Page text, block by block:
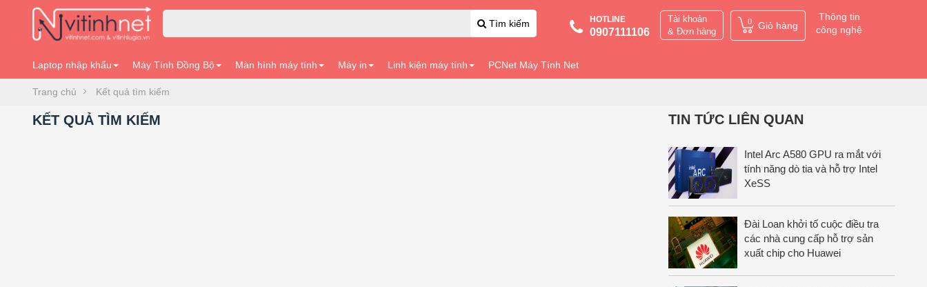
Tìm kiếm HOTLINE
0907111106
Tài khoản
& Đơn hàng
0 Giỏ hàng
Thông tin
công nghệ
Laptop nhập khẩu Máy Tính Đồng Bộ Màn hình máy tính Máy in Linh kiện máy tính PCNet Máy Tính Net
Trang chủ Kết quả tìm kiếm
KẾT QUẢ TÌM KIẾM TIN TỨC LIÊN QUAN
Intel Arc A580 GPU ra mắt với
tính năng dò tia và hỗ trợ Intel
XeSS
Đài Loan khởi tố cuộc điều tra
các nhà cung cấp hỗ trợ sản
xuất chip cho Huawei